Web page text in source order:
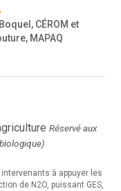
CÉROM et
MAPAQ
Réservé aux
à appuyer les
de N2O, puissant GES,